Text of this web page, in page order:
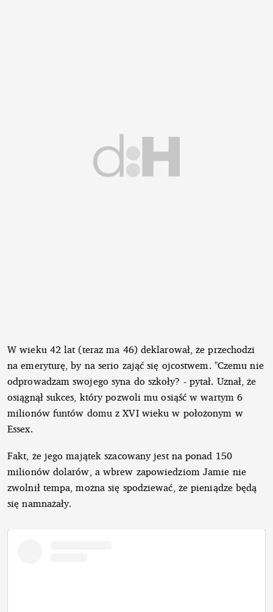
W wieku 42 lat (teraz ma 46) deklarował, że przechodzi
na emeryturę, by na serio zająć się ojcostwem. "Czemu nie
odprowadzam swojego syna do szkoły? - pytał. Uznał, że
osiągnął sukces, który pozwoli mu osiąść w wartym 6
milionów funtów domu z XVI wieku w położonym w
Essex.
Fakt, że jego majątek szacowany jest na ponad 150
milionów dolarów, a wbrew zapowiedziom Jamie nie
zwolnił tempa, można się spodziewać, że pieniądze będą
się namnażały.